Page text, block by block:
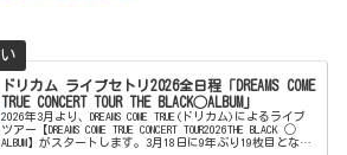
ドリカム ライブセトリ2026全日程「DREAMS COME
TRUE CONCERT TOUR THE BLACK◯ALBUM」
2026年3月より、DREAMS COME TRUE(ドリカム)によるライブ
ツアー【DREAMS COME TRUE CONCERT TOUR2026THE BLACK ◯
ALBUM】がスタートします。3月18日に9年ぶり19枚目となる